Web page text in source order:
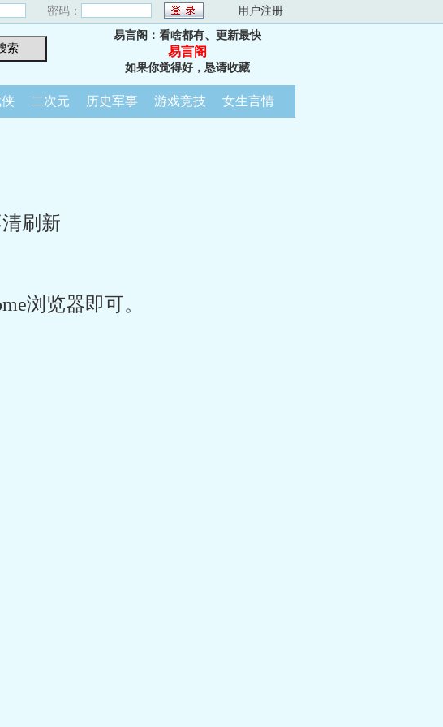
密码： 用户注册
易言阁：看啥都有、更新最快
易言阁
如果你觉得好，恳请收藏
二次元 历史军事 游戏竞技 女生言情
刷新
浏览器即可。